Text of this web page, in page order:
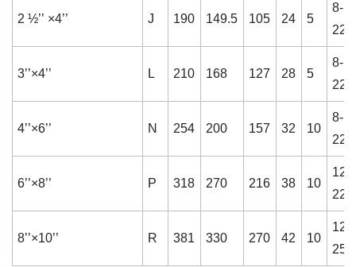
2 ½’’ ×4’’ J 190 149.5 105 24 5
8-
22
3’’×4’’ L 210 168 127 28 5
8-
22
4’’×6’’ N 254 200 157 32 10
8-
22
6’’×8’’ P 318 270 216 38 10
12-
22
8’’×10’’ R 381 330 270 42 10
12-
25